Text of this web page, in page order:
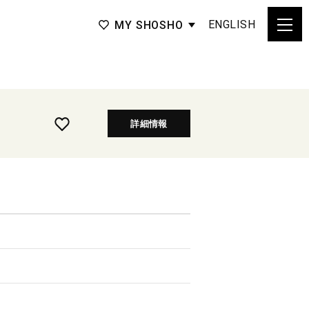
MY SHOSHO ENGLISH
詳細情報